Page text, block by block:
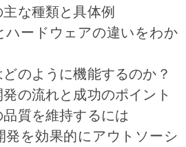
な種類と具体例
ハードウェアの違いをわか
のように機能するのか？
の流れと成功のポイント
質を維持するには
発を効果的にアウトソーシ